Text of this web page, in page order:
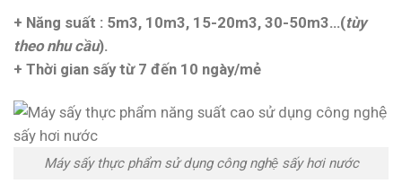
+ Năng suất : 5m3, 10m3, 15-20m3, 30-50m3…(tùy
theo nhu cầu).
+ Thời gian sấy từ 7 đến 10 ngày/mẻ
Máy sấy thực phẩm sử dụng công nghệ sấy hơi nước